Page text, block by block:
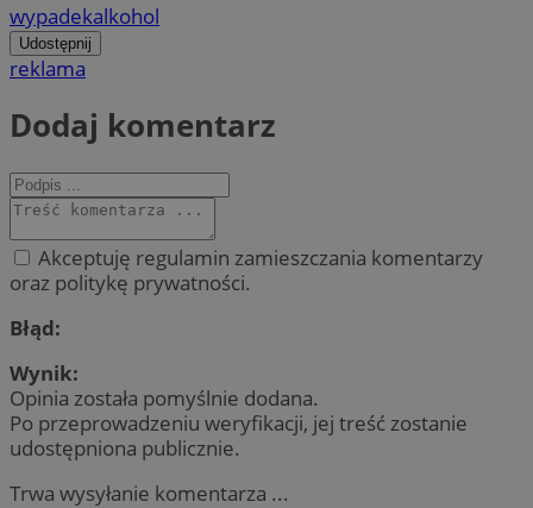
wypadekalkohol
Udostępnij
reklama
Dodaj komentarz
Akceptuję regulamin zamieszczania komentarzy
oraz politykę prywatności.
Błąd:
Wynik:
Opinia została pomyślnie dodana.
Po przeprowadzeniu weryfikacji, jej treść zostanie
udostępniona publicznie.
Trwa wysyłanie komentarza ...